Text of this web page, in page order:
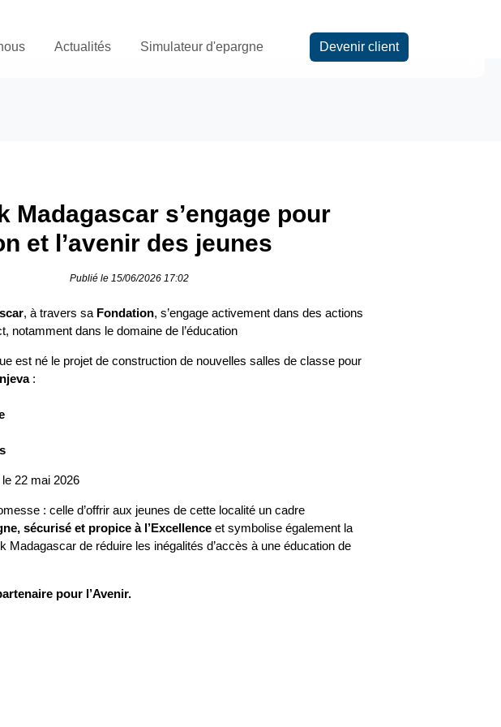
Actualités Simulateur d'epargne Devenir client
Madagascar s’engage pour
et l’avenir des jeunes
Publié le 15/06/2026 17:02
, à travers sa Fondation, s’engage activement dans des actions
notamment dans le domaine de l’éducation
est né le projet de construction de nouvelles salles de classe pour
:
22 mai 2026
: celle d’offrir aux jeunes de cette localité un cadre
sécurisé et propice à l’Excellence et symbolise également la
Madagascar de réduire les inégalités d’accès à une éducation de
pour l’Avenir.